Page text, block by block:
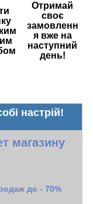
Отримай
своє
замовленн
я вже на
наступний
день!
настрій!
магазину
до - 70%